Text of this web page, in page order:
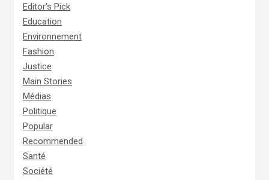
Editor's Pick
Education
Environnement
Fashion
Justice
Main Stories
Médias
Politique
Popular
Recommended
Santé
Société